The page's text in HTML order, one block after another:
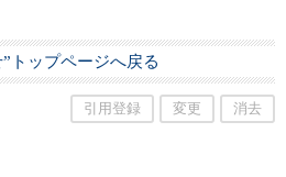
トップページへ戻る
引用登録 変更 消去